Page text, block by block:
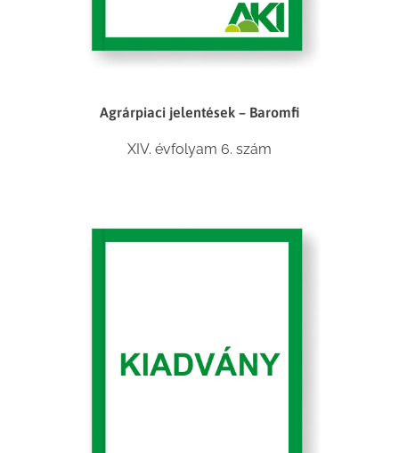
Agrárpiaci jelentések – Baromfi
XIV. évfolyam 6. szám